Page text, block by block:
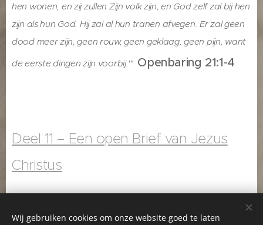
hen wonen, en zij zullen Zijn volk zijn, en God zelf zal bij hen
zijn als hun God. Hij zal al hun tranen afvegen. Er zal geen
dood meer zijn, geen rouw, geen geklaag, geen pijn, want
de eerste dingen zijn voorbij.'" Openbaring 21:1-4
Deel 11 – Een open Brief van Jezus
Christus
Wij gebruiken cookies om onze website goed te laten